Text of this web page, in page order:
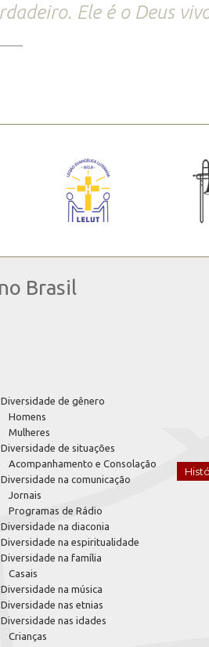
Ele é o Deus
Brasil
Diversidade de gênero
Homens
Mulheres
Diversidade de situações
Acompanhamento e Consolação
Diversidade na comunicação
Jornais
Programas de Rádio
Diversidade na diaconia
Diversidade na espiritualidade
Diversidade na família
Casais
Diversidade na música
Diversidade nas etnias
Diversidade nas idades
Crianças